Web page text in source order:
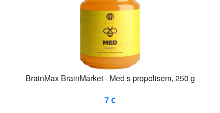
BrainMax BrainMarket - Med s propolisem, 250 g
7 €